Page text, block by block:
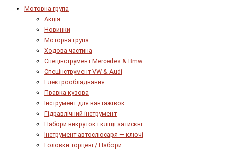
Моторна група
Акція
Новинки
Моторна група
Ходова частина
Спецінструмент Mercedes & Bmw
Спецінструмент VW & Audi
Електрообладнання
Правка кузова
Інструмент для вантажівок
Гідравлічний інструмент
Набори викруток і кліщі затискні
Інструмент автослюсаря — ключі
Головки торцеві / Набори